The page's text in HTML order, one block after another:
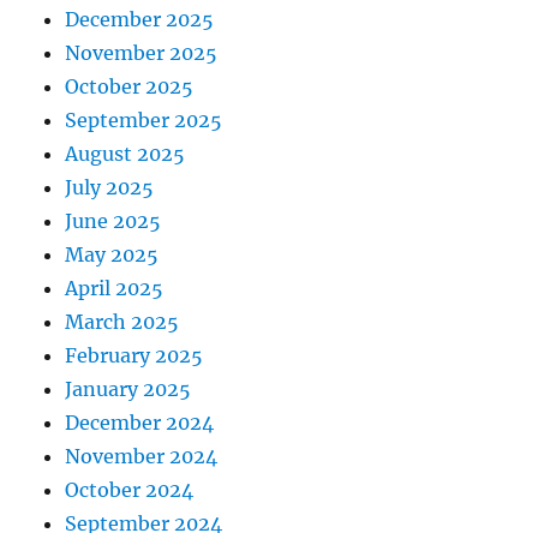
December 2025
November 2025
October 2025
September 2025
August 2025
July 2025
June 2025
May 2025
April 2025
March 2025
February 2025
January 2025
December 2024
November 2024
October 2024
September 2024